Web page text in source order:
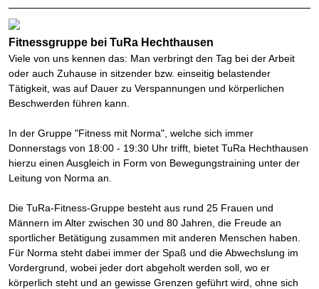
Fitnessgruppe bei TuRa Hechthausen
Viele von uns kennen das: Man verbringt den Tag bei der Arbeit
oder auch Zuhause in sitzender bzw. einseitig belastender
Tätigkeit, was auf Dauer zu Verspannungen und körperlichen
Beschwerden führen kann.
In der Gruppe "Fitness mit Norma", welche sich immer
Donnerstags von 18:00 - 19:30 Uhr trifft, bietet TuRa Hechthausen
hierzu einen Ausgleich in Form von Bewegungstraining unter der
Leitung von Norma an.
Die TuRa-Fitness-Gruppe besteht aus rund 25 Frauen und
Männern im Alter zwischen 30 und 80 Jahren, die Freude an
sportlicher Betätigung zusammen mit anderen Menschen haben.
Für Norma steht dabei immer der Spaß und die Abwechslung im
Vordergrund, wobei jeder dort abgeholt werden soll, wo er
körperlich steht und an gewisse Grenzen geführt wird, ohne sich